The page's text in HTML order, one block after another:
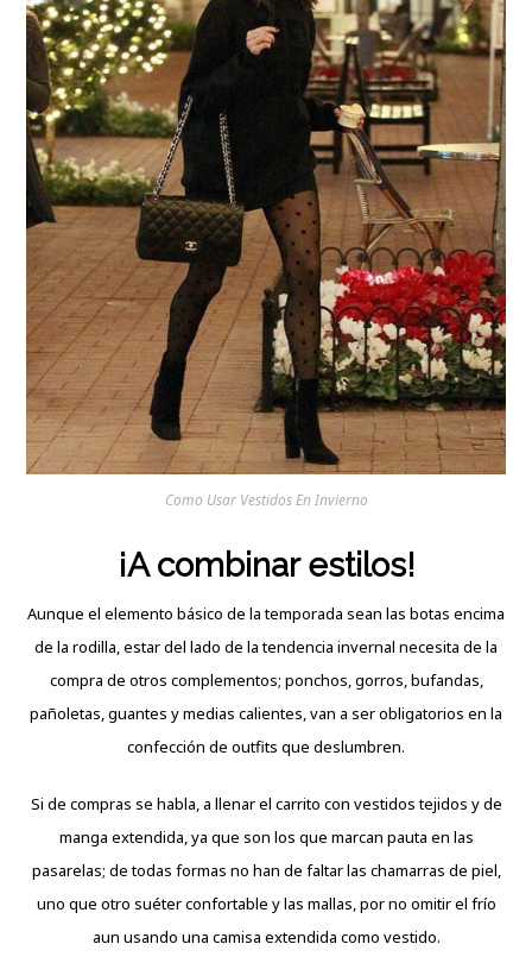
Como Usar Vestidos En Invierno
¡A combinar estilos!
Aunque el elemento básico de la temporada sean las botas encima
de la rodilla, estar del lado de la tendencia invernal necesita de la
compra de otros complementos; ponchos, gorros, bufandas,
pañoletas, guantes y medias calientes, van a ser obligatorios en la
confección de outfits que deslumbren.
Si de compras se habla, a llenar el carrito con vestidos tejidos y de
manga extendida, ya que son los que marcan pauta en las
pasarelas; de todas formas no han de faltar las chamarras de piel,
uno que otro suéter confortable y las mallas, por no omitir el frío
aun usando una camisa extendida como vestido.